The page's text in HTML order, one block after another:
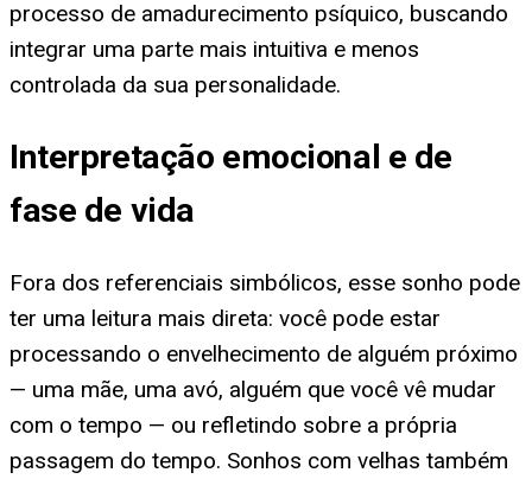
processo de amadurecimento psíquico, buscando
integrar uma parte mais intuitiva e menos
controlada da sua personalidade.
Interpretação emocional e de
fase de vida
Fora dos referenciais simbólicos, esse sonho pode
ter uma leitura mais direta: você pode estar
processando o envelhecimento de alguém próximo
— uma mãe, uma avó, alguém que você vê mudar
com o tempo — ou refletindo sobre a própria
passagem do tempo. Sonhos com velhas também